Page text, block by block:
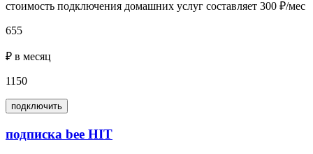
стоимость подключения домашних услуг составляет 300 ₽/мес
655
₽ в месяц
1150
подключить
подписка bee HIT